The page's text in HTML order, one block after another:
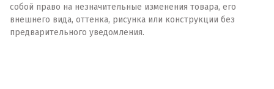
собой право на незначительные изменения товара, его
внешнего вида, оттенка, рисунка или конструкции без
предварительного уведомления.